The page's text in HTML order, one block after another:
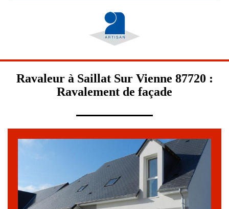
Ravaleur à Saillat Sur Vienne 87720 :
Ravalement de façade